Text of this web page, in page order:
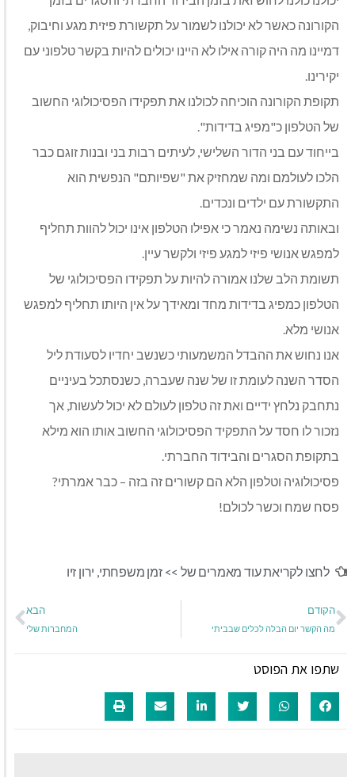
הקורונה כאשר לא יכולנו לשמור על תקשורת פיזית מגע וחיבוק,
דמיינו מה היה קורה אילו לא היינו יכולים להיות בקשר טלפוני עם
יקירינו.
תקופת הקורונה הוכיחה לכולנו את תפקידו הפסיכולוגי החשוב
של הטלפון כ"מפיג בדידות".
בייחוד עם בני הדור השלישי, לעיתים רבות בני ובנות זוגם כבר
הלכו לעולמם ומה שמחזיק את "שפיותם" הנפשית הוא
התקשורת עם ילדים ונכדים.
ובאותה נשימה נאמר כי אפילו הטלפון אינו יכול להוות תחליף
למפגש אנושי פיזי למגע פיזי ולקשר עיין.
תשומת הלב שלנו אמורה להיות על תפקידו הפסיכולוגי של
הטלפון כמפיג בדידות מחד ומאידך על אין היותו תחליף למפגש
אנושי מלא.
אנו נחוש את ההבדל המשמעותי כשנשב יחדיו לסעודת ליל
הסדר השנה לעומת זו של שנה שעברה, כשנסתכל בעיניים
נתחבק נלחץ ידיים ואת זה טלפון לעולם לא יכול לעשות, אך
נזכור לו חסד על התפקיד הפסיכולוגי החשוב אותו הוא מילא
בתקופת הסגרים והבידוד החברתי.
פסיכולוגיה וטלפון הלא הם קשורים זה בזה – כבר אמרתי?
פסח שמח וכשר לכולם!
לחצו לקריאת עוד מאמרים של >> זמן משפחתי, ירון זיו
הקודם
מה הקשר יום הבלה לכלים שבביתי
הבא
המחברות שלי
שתפו את הפוסט